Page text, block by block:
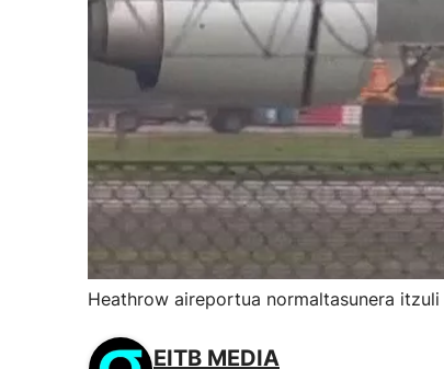
Heathrow aireportua normaltasunera
EITB MEDIA